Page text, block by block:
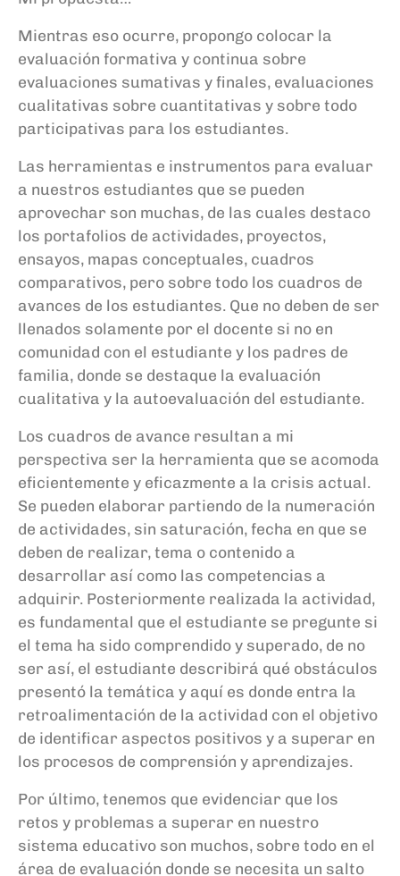
Mientras eso ocurre, propongo colocar la
evaluación formativa y continua sobre
evaluaciones sumativas yfinales, evaluaciones
cualitativas sobre cuantitativas y sobre todo
participativas para los estudiantes.
Las herramientas e instrumentos para evaluar
a nuestros estudiantes que se pueden
aprovechar son muchas, de las cuales destaco
los portafolios de actividades, proyectos,
ensayos, mapas conceptuales, cuadros
comparativos, pero sobre todo los cuadros de
avances de los estudiantes. Que no deben de ser
llenados solamente por el docente si no en
comunidad con el estudiante y los padres de
familia, donde se destaque la evaluación
cualitativa y la autoevaluación del estudiante.
Los cuadros de avance resultan a mi
perspectiva ser la herramienta que se acomoda
eficientemente y eficazmente a la crisis actual.
Se pueden elaborar partiendo de la numeración
de actividades, sin saturación, fecha en que se
deben de realizar, tema o contenido a
desarrollar así como las competencias a
adquirir. Posteriormente realizada la actividad,
es fundamental que el estudiante se pregunte si
el tema ha sido comprendidoy superado, de no
ser así, el estudiante describirá qué obstáculos
presentó la temática y aquí es donde entra la
retroalimentación de la actividad con el objetivo
de identificar aspectos positivos y a superar en
los procesos de comprensión y aprendizajes.
Por último,tenemos que evidenciar que los
retos y problemas a superar en nuestro
sistema educativo son muchos, sobre todo en el
área de evaluación donde se necesita un salto